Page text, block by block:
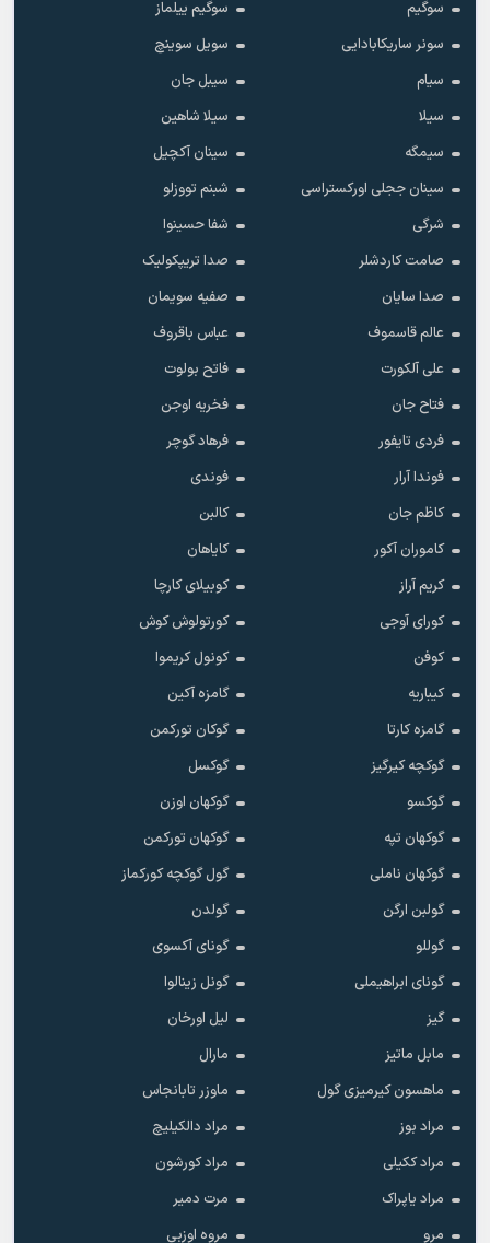
سوگیم
سوگیم ییلماز
سونر ساریکابادایی
سویل سوینچ
سیام
سیبل جان
سیلا
سیلا شاهین
سیمگه
سینان آکچیل
سینان ججلی اورکستراسی
شبنم تووزلو
شرگی
شفا حسینوا
صامت کاردشلر
صدا تریپکولیک
صدا سایان
صفیه سویمان
عالم قاسموف
عباس باقروف
علی آلکورت
فاتح بولوت
فتاح جان
فخریه اوجن
فردی تایفور
فرهاد گوچر
فوندا آرار
فوندی
کاظم جان
کالبن
کاموران آکور
کایاهان
کریم آراز
کوبیلای کارچا
کورای آوجی
کورتولوش کوش
کوفن
کونول کریموا
کیباریه
گامزه آکین
گامزه کارتا
گوکان تورکمن
گوکچه کیرگیز
گوکسل
گوکسو
گوکهان اوزن
گوکهان تپه
گوکهان تورکمن
گوکهان ناملی
گول گوکچه کورکماز
گولبن ارگن
گولدن
گوللو
گونای آکسوی
گونای ابراهیملی
گونل زینالوا
گیز
لیل اورخان
مابل ماتیز
مارال
ماهسون کیرمیزی گول
ماوزر تابانجاس
مراد بوز
مراد دالکیلیچ
مراد ککیلی
مراد کورشون
مراد یاپراک
مرت دمیر
مرو
مروه اوزبی